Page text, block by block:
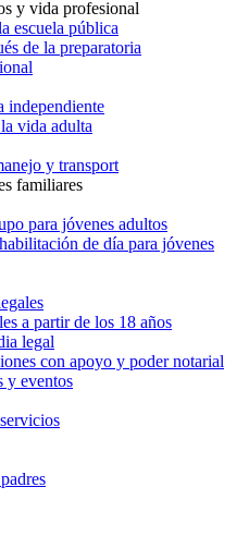
y vida profesional
escuela pública
de la preparatoria
independiente
vida adulta
y transport
familiares
para jóvenes adultos
de día para jóvenes
a partir de los 18 años
legal
con apoyo y poder notarial
y eventos